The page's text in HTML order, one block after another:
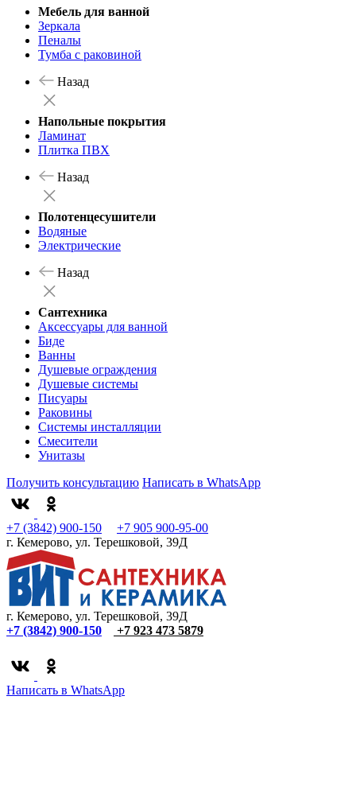
Мебель для ванной
Зеркала
Пеналы
Тумба с раковиной
Назад
Напольные покрытия
Ламинат
Плитка ПВХ
Назад
Полотенцесушители
Водяные
Электрические
Назад
Сантехника
Аксессуары для ванной
Биде
Ванны
Душевые ограждения
Душевые системы
Писуары
Раковины
Системы инсталляции
Смесители
Унитазы
Получить консультацию Написать в WhatsApp
+7 (3842) 900-150
+7 905 900-95-00
г. Кемерово, ул. Терешковой, 39Д
г. Кемерово, ул. Терешковой, 39Д
+7 (3842) 900-150
+7 923 473 5879
Написать в WhatsApp